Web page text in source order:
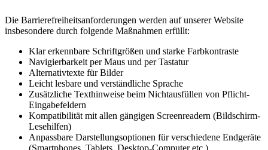
Die Barrierefreiheitsanforderungen werden auf unserer Website
insbesondere durch folgende Maßnahmen erfüllt:
Klar erkennbare Schriftgrößen und starke Farbkontraste
Navigierbarkeit per Maus und per Tastatur
Alternativtexte für Bilder
Leicht lesbare und verständliche Sprache
Zusätzliche Texthinweise beim Nichtausfüllen von Pflicht-
Eingabefeldern
Kompatibilität mit allen gängigen Screenreadern (Bildschirm-
Lesehilfen)
Anpassbare Darstellungsoptionen für verschiedene Endgeräte
(Smartphones, Tablets, Desktop-Computer etc.)